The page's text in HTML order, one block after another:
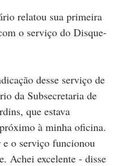
relatou sua primeira
o serviço do Disque-
desse serviço de
da Subsecretaria de
que estava
à minha oficina.
o serviço funcionou
Achei excelente - disse